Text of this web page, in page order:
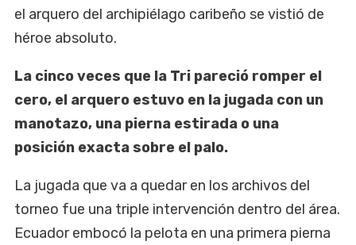
el arquero del archipiélago caribeño se vistió de
héroe absoluto.
La cinco veces que la Tri pareció romper el
cero, el arquero estuvo en la jugada con un
manotazo, una pierna estirada o una
posición exacta sobre el palo.
La jugada que va a quedar en los archivos del
torneo fue una triple intervención dentro del área.
Ecuador embocó la pelota en una primera pierna